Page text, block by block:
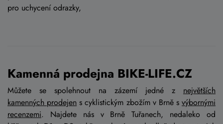
pro uchycení odrazky,
Kamenná prodejna BIKE-LIFE.CZ
Můžete se spolehnout na zázemí jedné z největších
kamenných prodejen s cyklistickým zbožím v Brně s výbornými
recenzemi. Najdete nás v Brně Tuřanech, nedaleko od